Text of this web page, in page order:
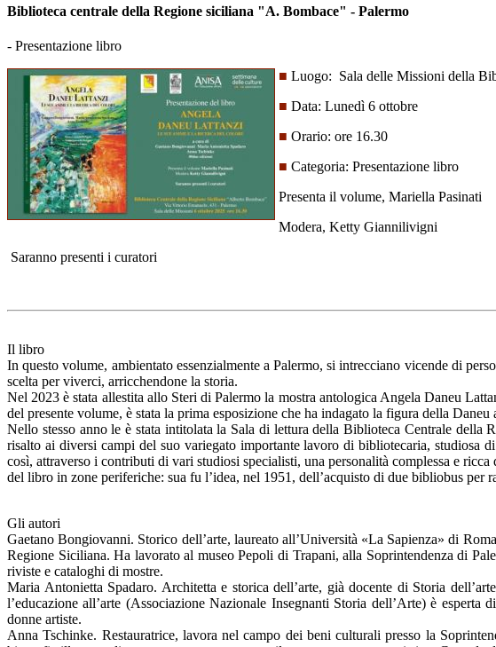
Biblioteca centrale della Regione siciliana "A. Bombace" - Palermo
- Presentazione libro
■ Luogo: Sala delle Missioni della
■ Data: Lunedì 6 ottobre
■ Orario: ore 16.30
■ Categoria: Presentazione libro
Presenta il volume, Mariella Pasinati
Modera, Ketty Giannilivigni
Saranno presenti i curatori
Il libro
In questo volume, ambientato essenzialmente a Palermo, si intrecciano vicende di
scelta per viverci, arricchendone la storia.
Nel 2023 è stata allestita allo Steri di Palermo la mostra antologica Angela Daneu
del presente volume, è stata la prima esposizione che ha indagato la figura della Daneu
Nello stesso anno le è stata intitolata la Sala di lettura della Biblioteca Centrale della
risalto ai diversi campi del suo variegato importante lavoro di bibliotecaria, studiosa
così, attraverso i contributi di vari studiosi specialisti, una personalità complessa e
del libro in zone periferiche: sua fu l’idea, nel 1951, dell’acquisto di due bibliobus
Gli autori
Gaetano Bongiovanni. Storico dell’arte, laureato all’Università «La Sapienza» di
Regione Siciliana. Ha lavorato al museo Pepoli di Trapani, alla Soprintendenza di
riviste e cataloghi di mostre.
Maria Antonietta Spadaro. Architetta e storica dell’arte, già docente di Storia
l’educazione all’arte (Associazione Nazionale Insegnanti Storia dell’Arte) è
donne artiste.
Anna Tschinke. Restauratrice, lavora nel campo dei beni culturali presso la